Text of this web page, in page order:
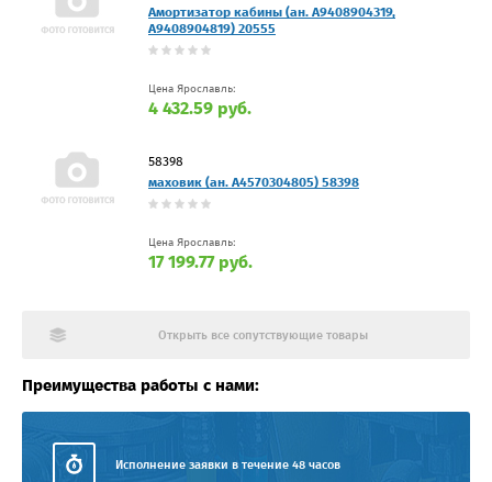
Амортизатор кабины (ан. A9408904319,
A9408904819) 20555
Цена Ярославль:
4 432.59 руб.
58398
маховик (ан. A4570304805) 58398
Цена Ярославль:
17 199.77 руб.
Открыть все сопутствующие товары
Преимущества работы с нами:
Исполнение заявки в течение 48 часов